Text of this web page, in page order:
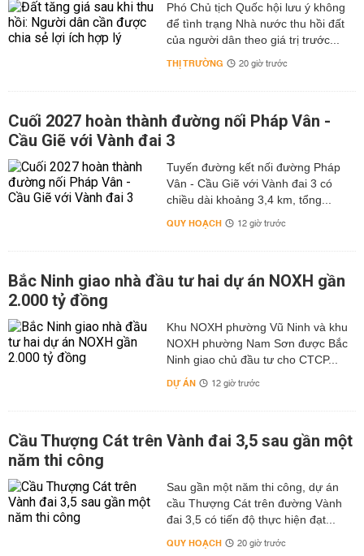
Phó Chủ tịch Quốc hội lưu ý không
để tình trạng Nhà nước thu hồi đất
của người dân theo giá trị trước...
THỊ TRƯỜNG 20 giờ trước
Cuối 2027 hoàn thành đường nối Pháp Vân -
Cầu Giẽ với Vành đai 3
Tuyến đường kết nối đường Pháp
Vân - Cầu Giẽ với Vành đai 3 có
chiều dài khoảng 3,4 km, tổng...
QUY HOẠCH 12 giờ trước
Bắc Ninh giao nhà đầu tư hai dự án NOXH gần
2.000 tỷ đồng
Khu NOXH phường Vũ Ninh và khu
NOXH phường Nam Sơn được Bắc
Ninh giao chủ đầu tư cho CTCP...
DỰ ÁN 12 giờ trước
Cầu Thượng Cát trên Vành đai 3,5 sau gần một
năm thi công
Sau gần một năm thi công, dự án
cầu Thượng Cát trên đường Vành
đai 3,5 có tiến độ thực hiện đạt...
QUY HOẠCH 20 giờ trước